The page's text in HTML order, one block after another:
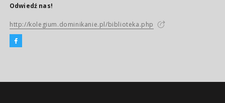
Odwiedź nas!
http://kolegium.dominikanie.pl/biblioteka.php